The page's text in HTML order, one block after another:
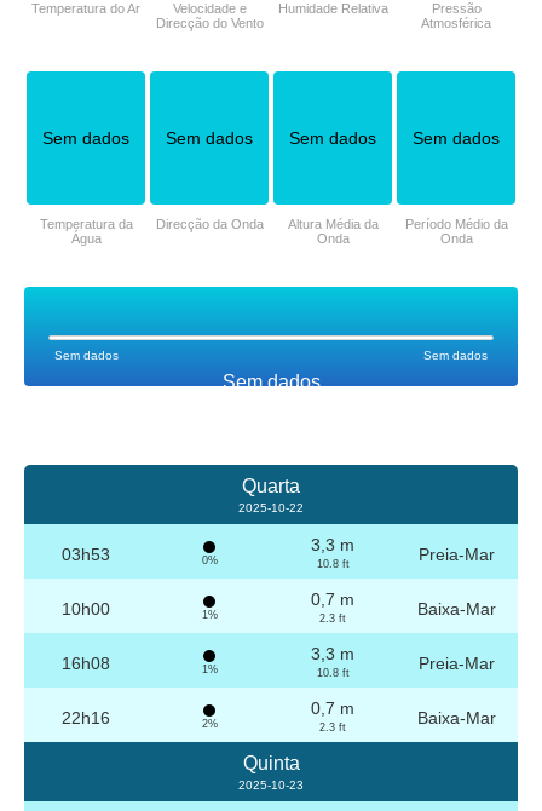
Temperatura do Ar
Velocidade e
Direcção do Vento
Humidade Relativa
Pressão
Atmosférica
Sem dados
Sem dados Sem dados
Sem dados
Temperatura da
Água
Sem dados
Direcção da Onda
Sem dados
Altura Média da
Onda
Sem dados
Período Médio da
Onda
Quarta
2025-10-22
03h53 0%
3,3 m
10.8 ft Preia-Mar
10h00 1%
0,7 m
2.3 ft Baixa-Mar
16h08 1%
3,3 m
10.8 ft Preia-Mar
22h16 2%
0,7 m
2.3 ft Baixa-Mar
Quinta
2025-10-23